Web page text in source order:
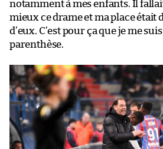
notamment à mes enfants. Il
mieux ce drame et ma place était
d’eux. C’est pour ça que je me
parenthèse.